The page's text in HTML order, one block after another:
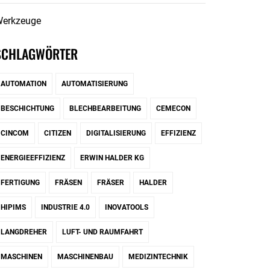
AUTOMATION AUTOMATISIERUNG
BESCHICHTUNG BLECHBEARBEITUNG CEMECON
CINCOM CITIZEN DIGITALISIERUNG EFFIZIENZ
ENERGIEEFFIZIENZ ERWIN HALDER KG
FERTIGUNG FRÄSEN FRÄSER HALDER
HIPIMS INDUSTRIE 4.0 INOVATOOLS
LANGDREHER LUFT- UND RAUMFAHRT
MASCHINEN MASCHINENBAU MEDIZINTECHNIK